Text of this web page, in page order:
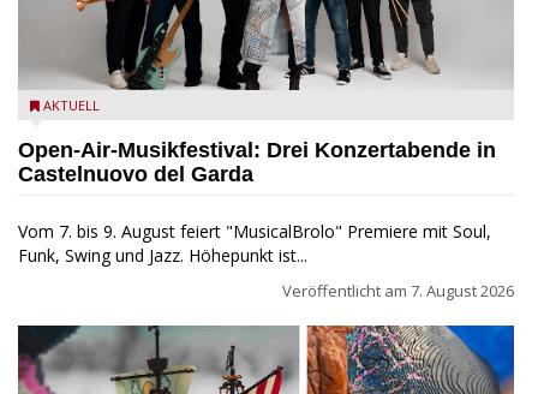
Castelnuovo del Garda: Die "Dirotta su Cuba" zu Gast beim
AKTUELL
Open-Air-Musikfestival: Drei Konzertabende in
Castelnuovo del Garda
Vom 7. bis 9. August feiert "MusicalBrolo" Premiere mit Soul,
Funk, Swing und Jazz. Höhepunkt ist...
Veröffentlicht am 7. August 2026